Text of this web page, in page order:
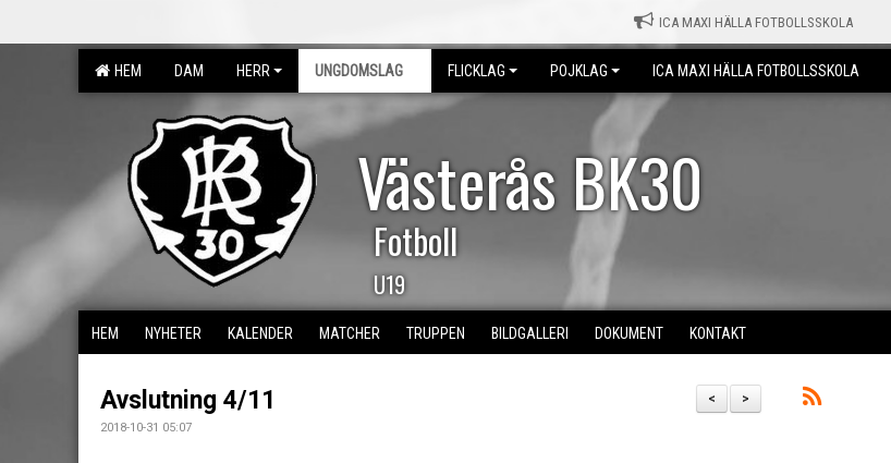
ICA MAXI HÄLLA FOTBOLLSSKOLA
HEM DAM HERR UNGDOMSLAG FLICKLAG POJKLAG ICA MAXI HÄLLA FOTBOLLSSKOLA
Västerås BK30
Fotboll
U19
HEM NYHETER KALENDER MATCHER TRUPPEN BILDGALLERI DOKUMENT KONTAKT
>
<
Avslutning 4/11
2018-10-31 05:07